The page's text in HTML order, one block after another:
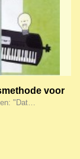
voor
1,2,3
"Dat…